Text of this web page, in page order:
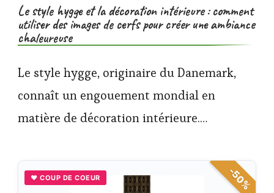
Le style hygge et la décoration intérieure : comment
utiliser des images de cerfs pour créer une ambiance
chaleureuse
Le style hygge, originaire du Danemark,
connaît un engouement mondial en
matière de décoration intérieure.…
-50%
♥ COUP DE COEUR